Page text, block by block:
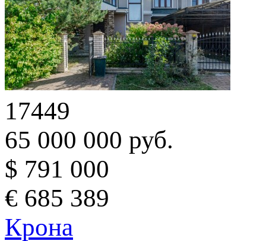
17449
65 000 000 руб.
$ 791 000
€ 685 389
Крона